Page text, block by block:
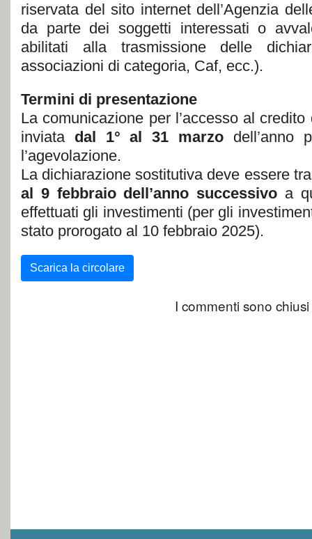
riservata del sito internet dell’Agenzia
da parte dei soggetti interessati o
abilitati alla trasmissione delle
associazioni di categoria, Caf, ecc.).
Termini di presentazione
La comunicazione per l’accesso al credito
inviata dal 1° al 31 marzo dell’anno
l’agevolazione.
La dichiarazione sostitutiva deve essere
al 9 febbraio dell’anno successivo a
effettuati gli investimenti (per gli
stato prorogato al 10 febbraio 2025).
Scarica la circolare
I commenti sono chiusi